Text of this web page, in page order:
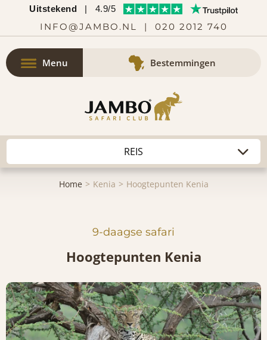
Uitstekend | 4.9/5
INFO@JAMBO.NL | 020 2012 740
Menu Bestemmingen
Home Kenia Hoogtepunten Kenia
9-daagse safari
Hoogtepunten Kenia